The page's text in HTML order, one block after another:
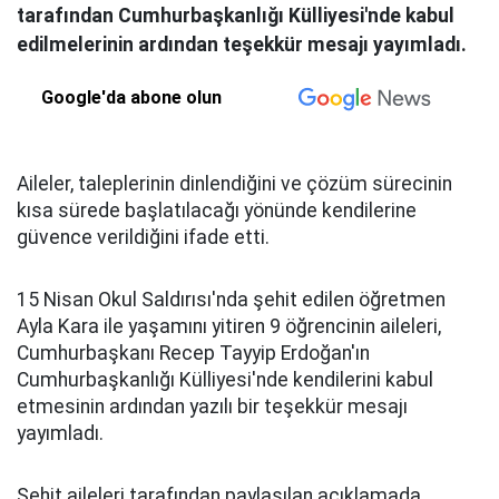
tarafından Cumhurbaşkanlığı Külliyesi'nde kabul
edilmelerinin ardından teşekkür mesajı yayımladı.
Google'da abone olun
Aileler, taleplerinin dinlendiğini ve çözüm sürecinin
kısa sürede başlatılacağı yönünde kendilerine
güvence verildiğini ifade etti.
15 Nisan Okul Saldırısı'nda şehit edilen öğretmen
Ayla Kara ile yaşamını yitiren 9 öğrencinin aileleri,
Cumhurbaşkanı Recep Tayyip Erdoğan'ın
Cumhurbaşkanlığı Külliyesi'nde kendilerini kabul
etmesinin ardından yazılı bir teşekkür mesajı
yayımladı.